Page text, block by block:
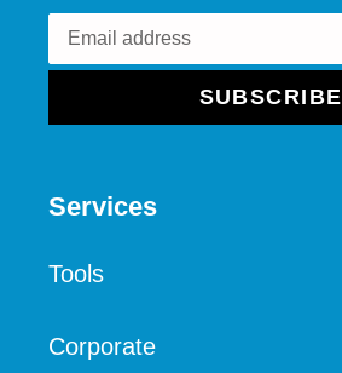
SUBSCRIBE
Services
Tools
Corporate